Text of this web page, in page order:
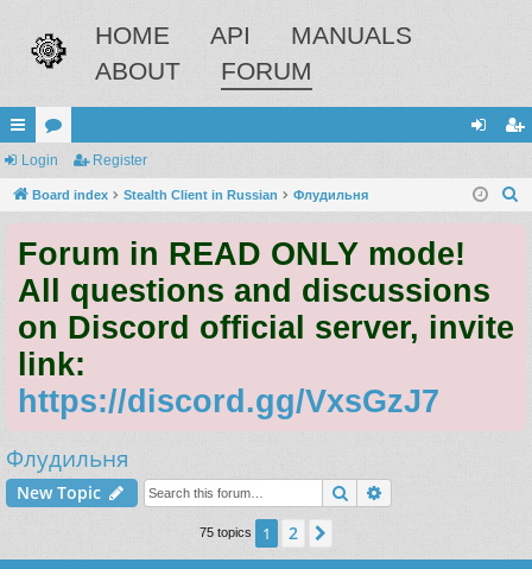
HOME API
MANUALS
ABOUT
FORUM
ui
ck
ks
or
u
s
in ist
Login Register
Board index Stealth Client in Russian Флудильня
Forum in READ ONLY mode!
All questions and discussions
on Discord official server, invite
link:
https://discord.gg/VxsGzJ7
Флудильня
New Topic Search
75 topics 1 2